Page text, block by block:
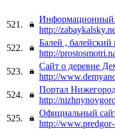
521.
Информационный
http://
522.
Балей , балейский
http://
523.
Сайт о деревне
http://
524.
Портал
http://
525.
Официальный
http://